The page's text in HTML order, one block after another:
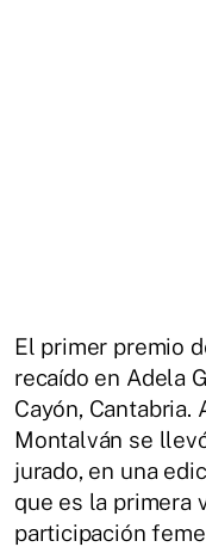
El primer premio
recaído en Adela
Cayón, Cantabria.
Montalván se
jurado, en una
que es la primera
participación